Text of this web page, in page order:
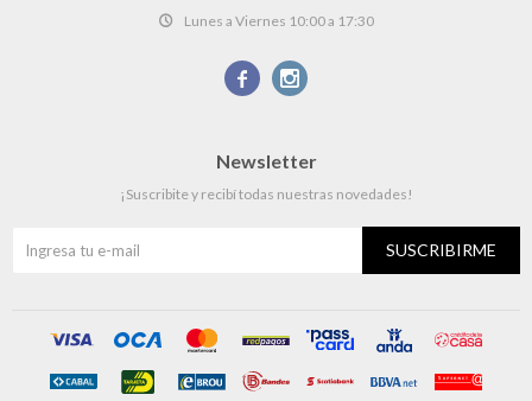
Lunes a Viernes 10:00 a 17:30
 
Newsletter
¡Suscribite y recibí todas nuestras novedades!
SUSCRIBIRME